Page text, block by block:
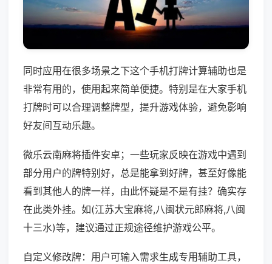
同时应用在很多场景之下这个手机打牌计算辅助也是
非常有用的，使用起来简单便捷。特别是在大家手机
打牌时可以合理调整牌型，提升游戏体验，避免影响
好友间互动乐趣。
微乐云南麻将插件安卓；一些玩家反映在游戏中遇到
部分用户的牌特别好，总是能拿到好牌，甚至好像能
看到其他人的牌一样，由此怀疑是不是有挂？确实存
在此类外挂。如(江苏大宝麻将,八闽状元郎麻将,八闽
十三水)等，建议通过正规途径维护游戏公平。
自定义修改牌：用户可输入需求生成专用辅助工具，